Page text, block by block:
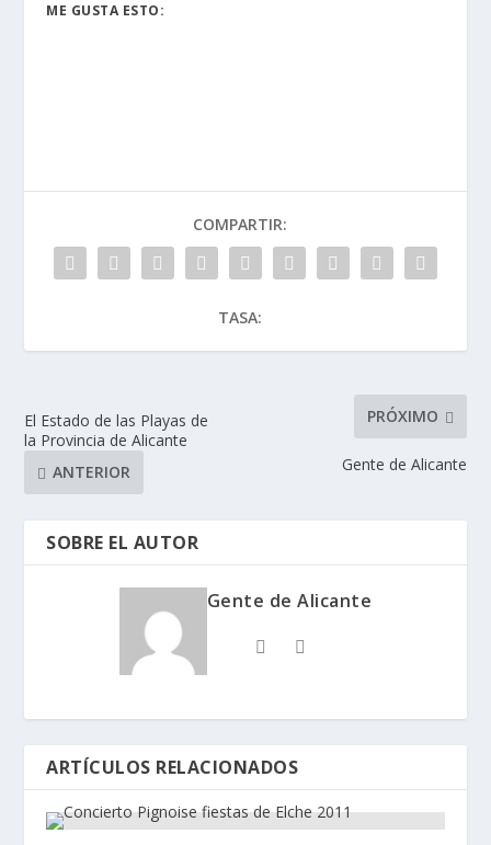
ME GUSTA ESTO:
COMPARTIR:
TASA:
El Estado de las Playas de
la Provincia de Alicante
ANTERIOR
PRÓXIMO
Gente de Alicante
SOBRE EL AUTOR
Gente de Alicante
ARTÍCULOS RELACIONADOS